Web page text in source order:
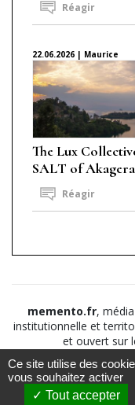
Réagir
22.06.2026 | Maurice
The Lux
SALT of
Réagir
memento.fr,
institutionnelle et
et ouvert sur
©2026
Suivez nous
Ce site utilise des
vous souhaitez activer
Tout accepter